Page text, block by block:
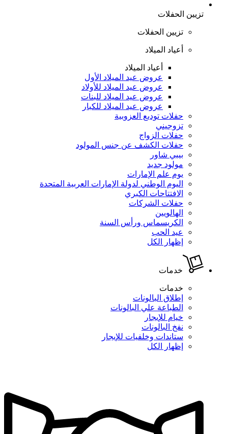
تزيين الحفلات
تزيين الحفلات
أعياد الميلاد
أعياد الميلاد
عروض عيد الميلاد الأول
عروض عيد الميلاد للأولاد
عروض عيد الميلاد للبنات
عروض عيد الميلاد للكبار
حفلات توديع العزوبية
تزوجيني
حفلات الزواج
حفلات الكشف عن جنس المولود
بيبي شاور
مولود جديد
يوم علم الإمارات
اليوم الوطني لدولة الإمارات العربية المتحدة
الافتتاحات الكبري
حفلات الشركات
الهالويين
الكريسماس ورأس السنة
عيد الحب
إظهار الكل
خدمات
خدمات
إطلاق البالونات
الطباعة علي البالونات
خيام للإيجار
نفخ البالونات
ستاندات وخلفيات للإيجار
إظهار الكل